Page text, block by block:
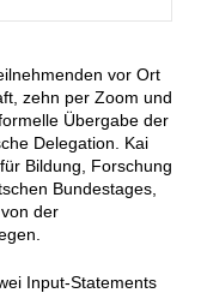
vor Ort
zehn per Zoom und
Übergabe der
Delegation. Kai
Bildung, Forschung
Bundestages,
der
Input-Statements